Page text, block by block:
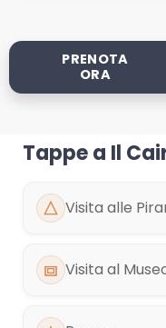
PRENOTA
ORA
Tappe a Il
Visita alle
Visita al